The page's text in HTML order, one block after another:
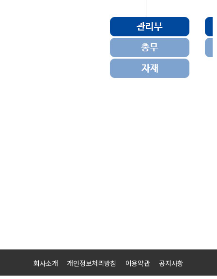
회사소개 개인정보처리방침 이용약관 공지사항